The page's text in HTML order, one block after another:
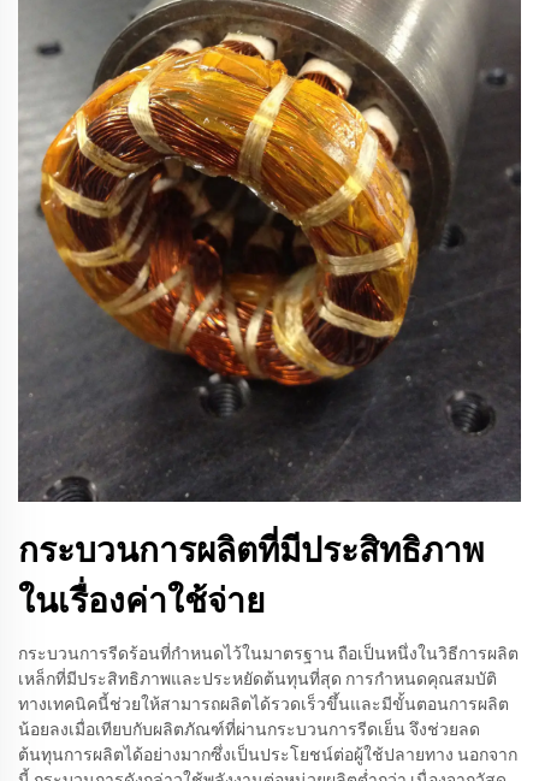
กระบวนการผลิตที่มีประสิทธิภาพ
ในเรื่องค่าใช้จ่าย
กระบวนการรีดร้อนที่กำหนดไว้ในมาตรฐาน ถือเป็นหนึ่งในวิธีการผลิต
เหล็กที่มีประสิทธิภาพและประหยัดต้นทุนที่สุด การกำหนดคุณสมบัติ
ทางเทคนิคนี้ช่วยให้สามารถผลิตได้รวดเร็วขึ้นและมีขั้นตอนการผลิต
น้อยลงเมื่อเทียบกับผลิตภัณฑ์ที่ผ่านกระบวนการรีดเย็น จึงช่วยลด
ต้นทุนการผลิตได้อย่างมากซึ่งเป็นประโยชน์ต่อผู้ใช้ปลายทาง นอกจาก